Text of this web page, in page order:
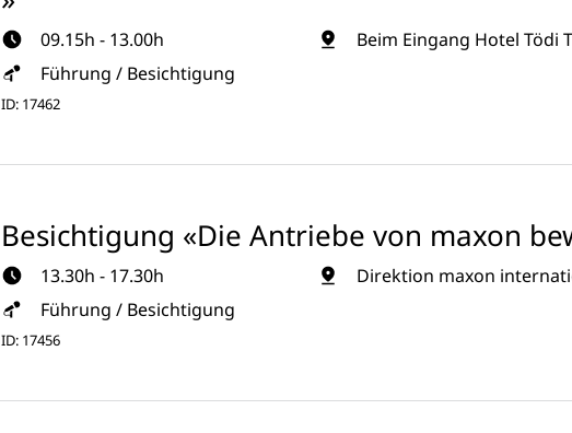
09.15h - 13.00h
Beim Eingang Hotel Tödi
Führung / Besichtigung
ID: 17462
Besichtigung «Die Antriebe von maxon
13.30h - 17.30h
Direktion maxon
Führung / Besichtigung
ID: 17456